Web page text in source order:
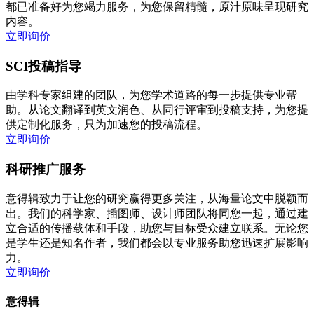
都已准备好为您竭力服务，为您保留精髓，原汁原味呈现研究
内容。
立即询价
SCI投稿指导
由学科专家组建的团队，为您学术道路的每一步提供专业帮
助。从论文翻译到英文润色、从同行评审到投稿支持，为您提
供定制化服务，只为加速您的投稿流程。
立即询价
科研推广服务
意得辑致力于让您的研究赢得更多关注，从海量论文中脱颖而
出。我们的科学家、插图师、设计师团队将同您一起，通过建
立合适的传播载体和手段，助您与目标受众建立联系。无论您
是学生还是知名作者，我们都会以专业服务助您迅速扩展影响
力。
立即询价
意得辑